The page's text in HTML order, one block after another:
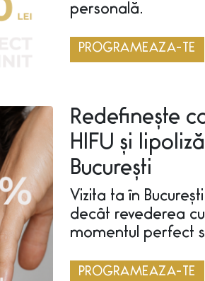
personală.
PROGRAMEAZA-TE
Redefinește
HIFU și
București
Vizita ta în
decât revederea
momentul perfect
PROGRAMEAZA-TE